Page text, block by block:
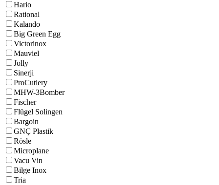
Hario
Rational
Kalando
Big Green Egg
Victorinox
Mauviel
Jolly
Sinerji
ProCutlery
MHW-3Bomber
Fischer
Flügel Solingen
Bargoin
GNÇ Plastik
Rösle
Microplane
Vacu Vin
Bilge Inox
Tria